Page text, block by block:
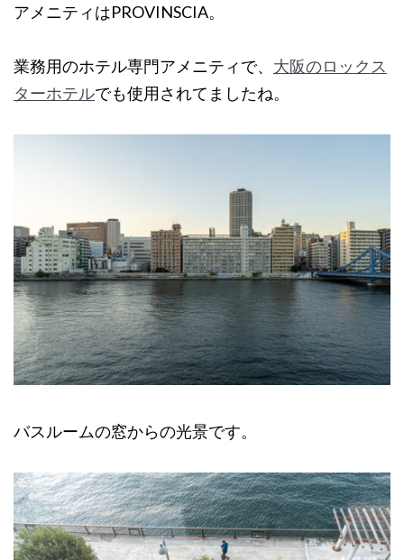
アメニティはPROVINSCIA。
業務用のホテル専門アメニティで、 大阪のロックス
ターホテルでも使用されてましたね。
バスルームの窓からの光景です。